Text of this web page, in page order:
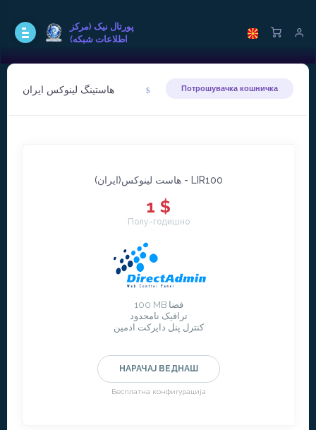
پورتال نيک (مرکز
اطلاعات شبکه)
هاستينگ لينوکس ايران Потрошувачка кошничка
هاست لينوکس(ايران) - LIR100
1 $
Полу-годишно
100 MB فضا
ترافیک نامحدود
کنترل پنل دایرکت ادمین
НАРАЧАЈ ВЕДНАШ
Бесплатна конфигурација